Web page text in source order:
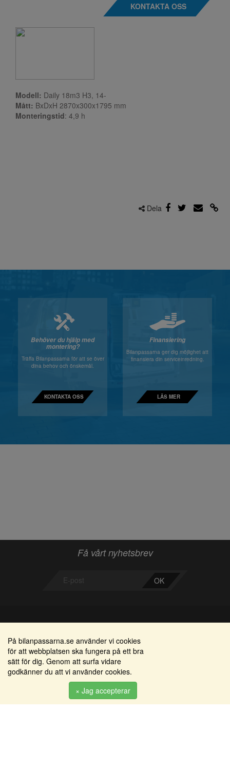
KONTAKTA OSS
Modell: Daily 18m3 H3, 14-
Mått: BxDxH 2870x300x1795 mm
Monteringstid: 4,9 h
Dela
Behöver du hjälp med
montering?
Träffa Bilanpassarna för att se över
dina behov och önskemål.
KONTAKTA OSS
Finansiering
Bilanpassarna ger dig möjlighet att
finansiera din serviceinredning.
LÄS MER
Få vårt nyhetsbrev
OK
Bilanpassarna
Smedjegatan 22
352 46 Växjö
info@bilanpassarna.se
Områden
Alkomätare / alkolås
Elprodukter
Serviceinredningar
Tillbehörs artiklar
På bilanpassarna.se använder vi cookies
för att webbplatsen ska fungera på ett bra
sätt för dig. Genom att surfa vidare
godkänner du att vi använder cookies.
× Jag accepterar